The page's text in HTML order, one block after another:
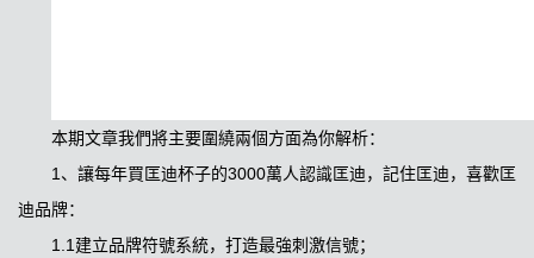
本期文章我們將主要圍繞兩個方面為你解析：
1、讓每年買匡迪杯子的3000萬人認識匡迪，記住匡迪，喜歡匡
迪品牌：
1.1建立品牌符號系統，打造最強刺激信號；